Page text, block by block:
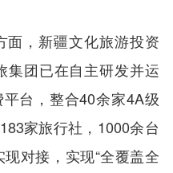
面，新疆文化旅游投资
集团已在自主研发并运
台，整合40余家4A级
家旅行社，1000余台
对接，实现“全覆盖全